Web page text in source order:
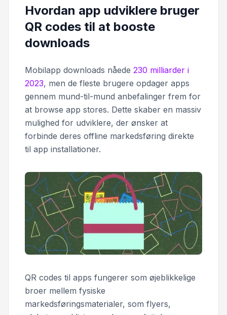
Hvordan app udviklere bruger
QR codes til at booste
downloads
Mobilapp downloads nåede 230 milliarder i
2023, men de fleste brugere opdager apps
gennem mund-til-mund anbefalinger frem for
at browse app stores. Dette skaber en massiv
mulighed for udviklere, der ønsker at
forbinde deres offline markedsføring direkte
til app installationer.
QR codes til apps fungerer som øjeblikkelige
broer mellem fysiske
markedsføringsmaterialer, som flyers,